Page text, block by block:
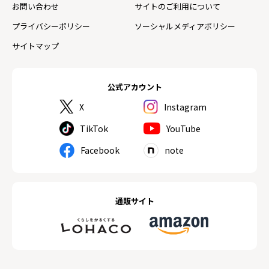
公式アカウント
X
Instagram
TikTok
YouTube
Facebook
note
通販サイト
お問い合わせ
サイトのご利用について
プライバシーポリシー
ソーシャルメディアポリシー
サイトマップ